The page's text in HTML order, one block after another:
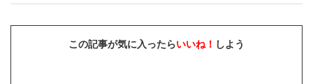
この記事が気に入ったらいいね！ しよう